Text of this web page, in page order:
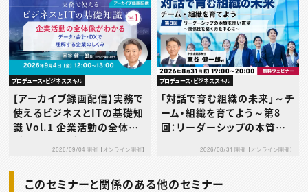
プロデュース・ビジネススキル
【アーカイブ録画配信】実務で
使えるビジネスとITの基礎知
識 Vol.1 企業活動の全体像
がわかる ～データ・会計・DX
で理解する企業のしくみ～
2026/09/04 開催【オンライン開催】
プロデュース・ビジネススキル
「対話で育む組織の未来」～チ
ーム・組織を育てよう～第8
回：リーダーシップの本質を
中心に～2026/08/31 開催【オンライン開催】
このセミナーと関係のある他のセミナー